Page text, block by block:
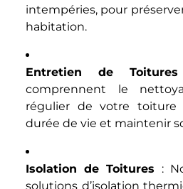
intempéries, pour
habitation.
Entretien de Toitures
comprennent le
régulier de votre toiture
durée de vie et maintenir
Isolation de Toitures :
solutions d’isolation